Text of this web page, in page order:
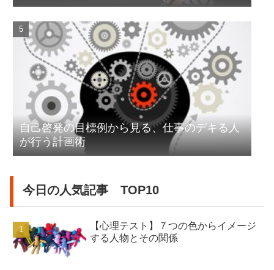
自己啓発の目標例から見る、仕事のデキる人
が行う計画術
今日の人気記事 TOP10
【心理テスト】７つの色からイメージ
する人物とその関係